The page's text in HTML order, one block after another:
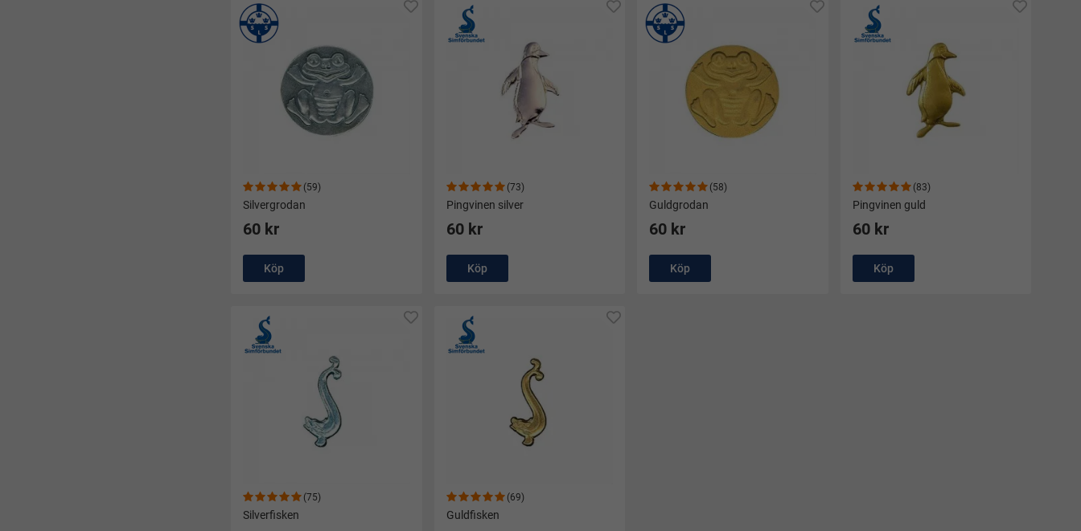
(59)
Silvergrodan
60 kr
Köp
(73)
Pingvinen silver
60 kr
Köp
(58)
Guldgrodan
60 kr
Köp
(83)
Pingvinen guld
60 kr
Köp
(75)
Silverfisken
(69)
Guldfisken